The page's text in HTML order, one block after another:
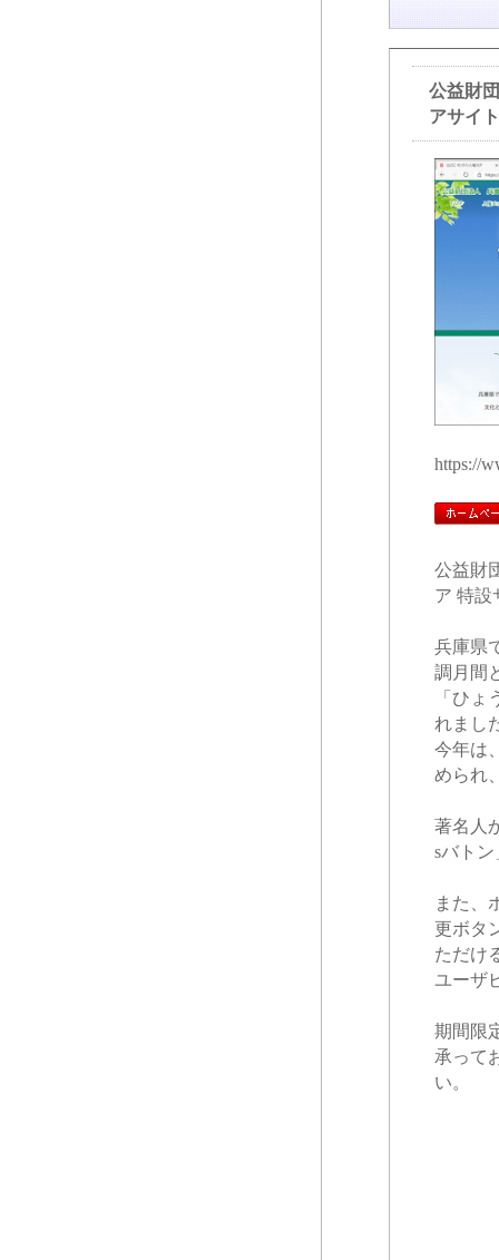
公益財
アサイト
https://
公益財
ア 特設
兵庫県
調月間
「ひ
れまし
今年は
められ
著名人
sバト
また、
更ボタ
ただけ
ユーザ
期間限
承って
い。